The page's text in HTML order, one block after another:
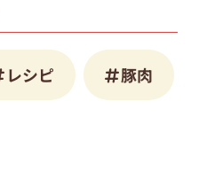
レシピ 豚肉